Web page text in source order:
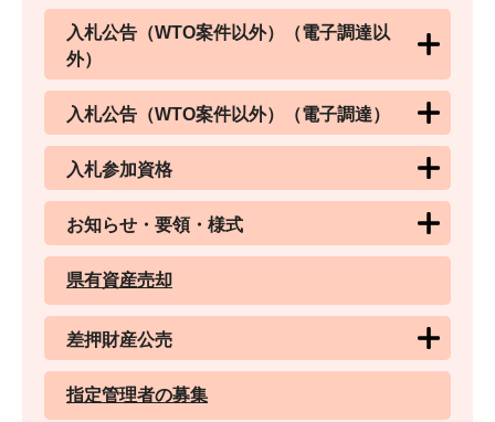
入札公告（WTO案件以外）（電子調達以
外）
入札公告（WTO案件以外）（電子調達）
入札参加資格
お知らせ・要領・様式
県有資産売却
差押財産公売
指定管理者の募集